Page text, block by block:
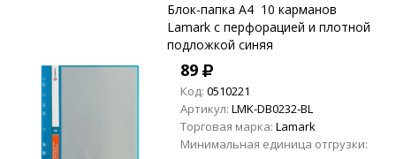
Блок-папка A4 10 карманов
Lamark с перфорацией и плотной
подложкой синяя
89
Код: 0510221
Артикул: LMK-DB0232-BL
Торговая марка: Lamark
Минимальная единица отгрузки: